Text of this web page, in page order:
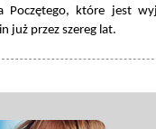
Poczętego, które jest
już przez szereg lat.